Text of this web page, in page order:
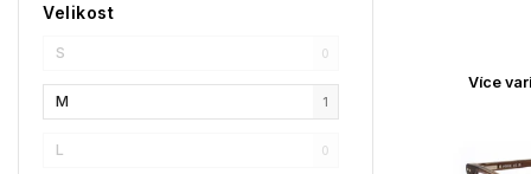
Velikost
S 0
M 1
L 0
Více